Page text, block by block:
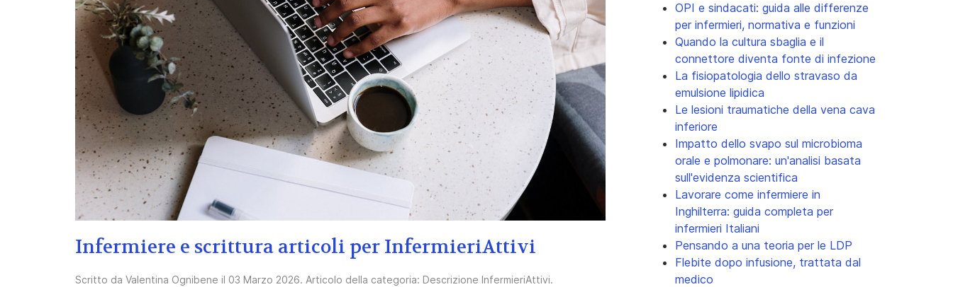
Infermiere e scrittura articoli per InfermieriAttivi
Scritto da Valentina Ognibene il 03 Marzo 2026. Articolo della categoria: Descrizione InfermieriAttivi.
OPI e sindacati: guida alle differenze
per infermieri, normativa e funzioni
Quando la cultura sbaglia e il
connettore diventa fonte di infezione
La fisiopatologia dello stravaso da
emulsione lipidica
Le lesioni traumatiche della vena cava
inferiore
Impatto dello svapo sul microbioma
orale e polmonare: un'analisi basata
sull'evidenza scientifica
Lavorare come infermiere in
Inghilterra: guida completa per
infermieri Italiani
Pensando a una teoria per le LDP
Flebite dopo infusione, trattata dal
medico